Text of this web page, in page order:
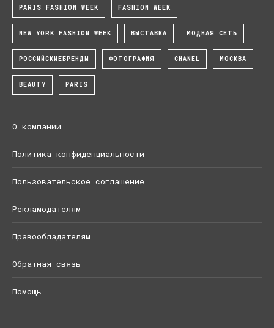
PARIS FASHION WEEK FASHION WEEK
NEW YORK FASHION WEEK ВЫСТАВКА МОДНАЯ СЕТЬ
РОССИЙСКИЕБРЕНДЫ ФОТОГРАФИЯ CHANEL МОСКВА
BEAUTY PARIS
О компании
Политика конфиденциальности
Пользовательское соглашение
Рекламодателям
Правообладателям
Обратная связь
Помощь